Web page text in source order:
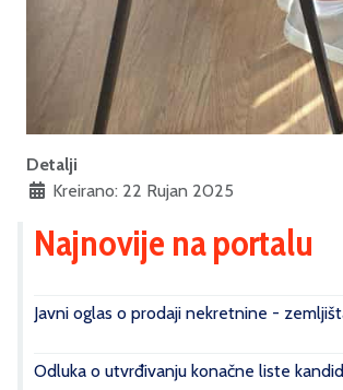
Detalji
Kreirano: 22 Rujan 2025
Najnovije na portalu
Javni oglas o prodaji nekretnine -
Odluka o utvrđivanju konačne liste